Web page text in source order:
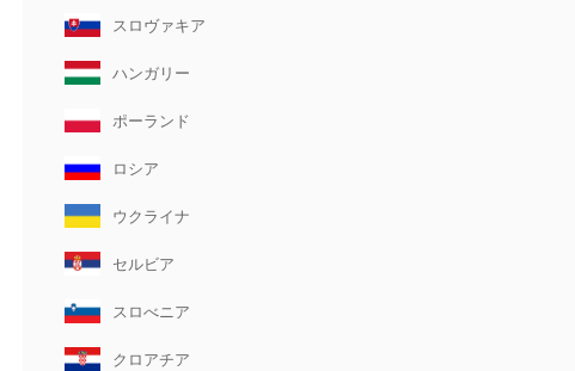
スロヴァキア
ハンガリー
ポーランド
ロシア
ウクライナ
セルビア
スロべニア
クロアチア